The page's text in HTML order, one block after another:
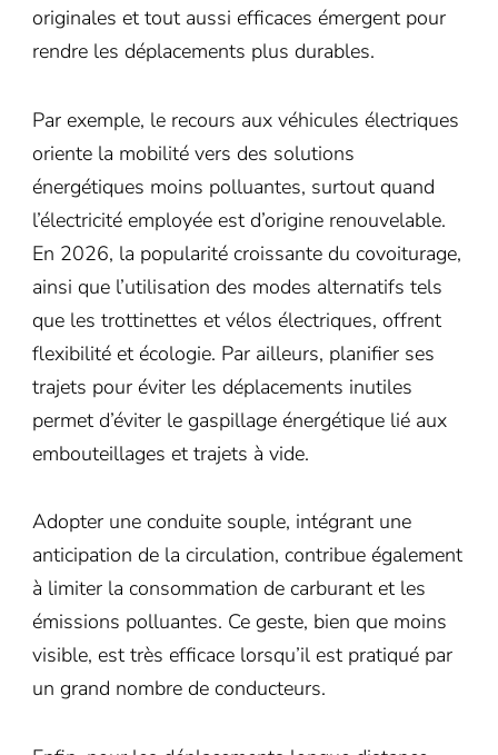
originales et tout aussi efficaces émergent pour
rendre les déplacements plus durables.
Par exemple, le recours aux véhicules électriques
oriente la mobilité vers des solutions
énergétiques moins polluantes, surtout quand
l’électricité employée est d’origine renouvelable.
En 2026, la popularité croissante du covoiturage,
ainsi que l’utilisation des modes alternatifs tels
que les trottinettes et vélos électriques, offrent
flexibilité et écologie. Par ailleurs, planifier ses
trajets pour éviter les déplacements inutiles
permet d’éviter le gaspillage énergétique lié aux
embouteillages et trajets à vide.
Adopter une conduite souple, intégrant une
anticipation de la circulation, contribue également
à limiter la consommation de carburant et les
émissions polluantes. Ce geste, bien que moins
visible, est très efficace lorsqu’il est pratiqué par
un grand nombre de conducteurs.